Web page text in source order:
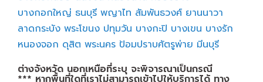
บางกอกใหญ่ ธนบุรี พญาไท สัมพันธวงศ์ ยานนาวา
ลาดกระบัง พระโขนง ปทุมวัน บางกะปิ บางเขน บางรัก
หนองจอก ดุสิต พระนคร ป้อมปราบศัตรูพ่าย มีนบุรี
ต่างจังหวัด นอกเหนือที่ระบุ จะพิจารณาเป็นกรณี
*** หากพื้นที่ใดที่เราไม่สามารถเข้าไปให้บริการได้ ทาง